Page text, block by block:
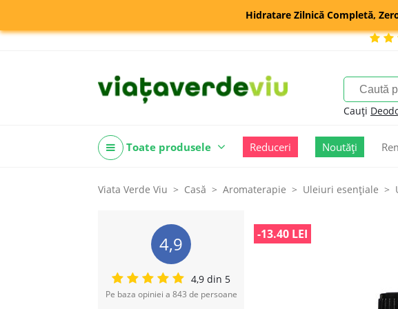
Hidratare Zilnică Completă,
Cauți
Toate produsele Reduceri Noutăți
Viata Verde Viu Casă Aromaterapie Uleiuri esenţiale
4,9
4,9 din 5
Pe baza opiniei a 843 de persoane
-13.40 LEI